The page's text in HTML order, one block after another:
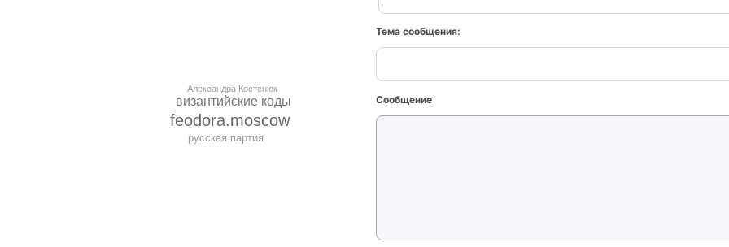
feodora.moscow
византийские коды
русская партия
Александра Костенюк
Тема сообщения:
Сообщение